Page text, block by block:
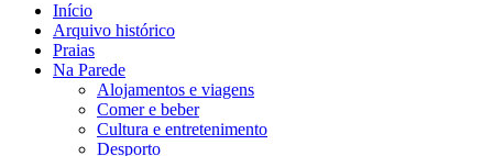
Início
Arquivo histórico
Praias
Na Parede
Alojamentos e viagens
Comer e beber
Cultura e entretenimento
Desporto